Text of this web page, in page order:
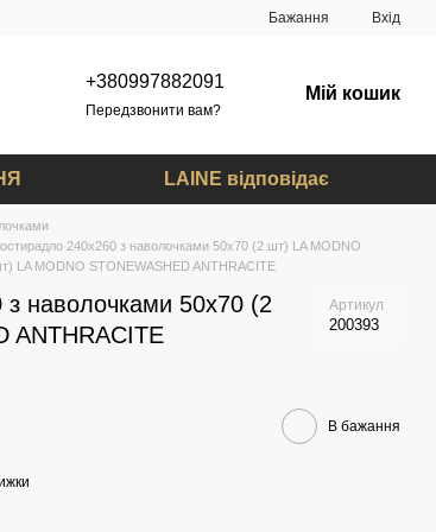
Бажання Вхід
+380997882091
Передзвонити вам?
Мій кошик
LAINE відповідає
240х260 з наволочками 50х70 (2 шт) LA MODNO
LA MODNO STONEWASHED ANTHRACITE
наволочками 50x70 (2
ANTHRACITE
Артикул
200393
В бажання